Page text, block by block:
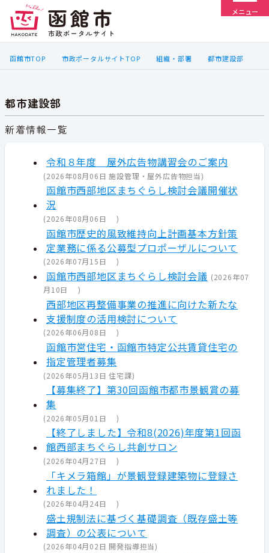
メニュー
函館市TOP 市政ポータルサイトTOP 組織・部署 都市建設部
都市建設部
新着情報一覧
令和８年度 屋外広告物講習会のご案内
(2026年08月06日 施設管理・屋外広告物担当)
函館市西部地区まちぐらし検討会議開催状
況
(2026年08月06日 )
函館市歴史的風致維持向上計画基本方針策
定業務に係る公募型プロポーザルについて
(2026年07月15日 )
函館市西部地区まちぐらし検討会議 (2026年07
月10日
)
西部地区再整備事業の推進に向けた新たな
支援制度の活用検討について
(2026年06月08日 )
函館市営住宅・函館市特定公共賃貸住宅の
指定管理者募集
(2026年05月13日 住宅課)
【募集終了】第30回函館市都市景観賞の募
集
(2026年05月01日 )
【終了しました】令和8(2026)年度第1回函
館西部まちぐらし共創サロン
(2026年04月27日 )
「キメラ箱館」が景観登録建築物に登録さ
れました！
(2026年04月24日 )
盛土規制法に基づく基礎調査（既存盛土等
調査）の公表について
(2026年04月02日 開発指導担当)